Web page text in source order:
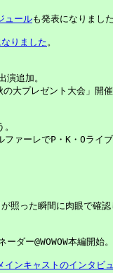
ュールも発表になりまし
りました。
追加。
大プレゼント大会」開
ァーレでP・K・Oライ
照った瞬間に肉眼で確
ー@WOWOW本編開始。
インキャストのインタビ